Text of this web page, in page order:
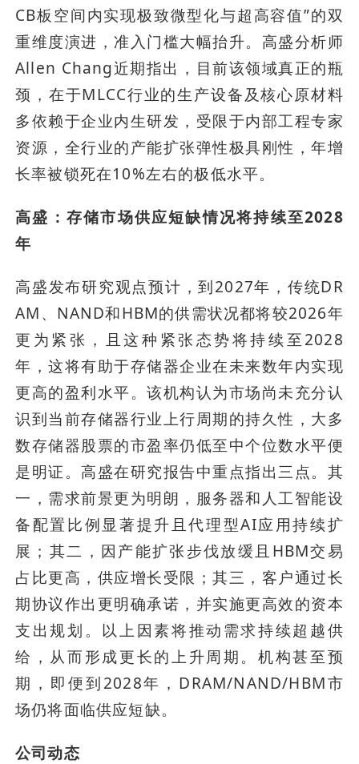
CB板空间内实现极致微型化与超高容值”的双
重维度演进，准入门槛大幅抬升。高盛分析师
Allen Chang近期指出，目前该领域真正的瓶
颈，在于MLCC行业的生产设备及核心原材料
多依赖于企业内生研发，受限于内部工程专家
资源，全行业的产能扩张弹性极具刚性，年增
长率被锁死在10%左右的极低水平。
高盛：存储市场供应短缺情况将持续至2028
年
高盛发布研究观点预计，到2027年，传统DR
AM、NAND和HBM的供需状况都将较2026年
更为紧张，且这种紧张态势将持续至2028
年，这将有助于存储器企业在未来数年内实现
更高的盈利水平。该机构认为市场尚未充分认
识到当前存储器行业上行周期的持久性，大多
数存储器股票的市盈率仍低至中个位数水平便
是明证。高盛在研究报告中重点指出三点。其
一，需求前景更为明朗，服务器和人工智能设
备配置比例显著提升且代理型AI应用持续扩
展；其二，因产能扩张步伐放缓且HBM交易
占比更高，供应增长受限；其三，客户通过长
期协议作出更明确承诺，并实施更高效的资本
支出规划。以上因素将推动需求持续超越供
给，从而形成更长的上升周期。机构甚至预
期，即便到2028年，DRAM/NAND/HBM市
场仍将面临供应短缺。
公司动态